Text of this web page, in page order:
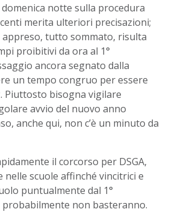
notte sulla procedura
merita ulteriori precisazioni;
tutto sommato, risulta
proibitivi da ora al 1°
ancora segnato dalla
un tempo congruo per essere
Piuttosto bisogna vigilare
avvio del nuovo anno
anche qui, non c’è un minuto da
il corcorso per DSGA,
scuole affinché vincitrici e
puntualmente dal 1°
probabilmente non basteranno.